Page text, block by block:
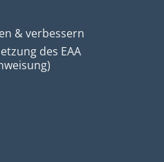
& verbessern
des EAA